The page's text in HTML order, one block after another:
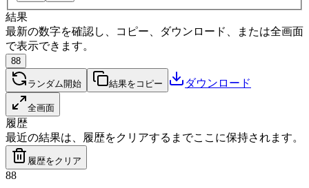
結果
最新の数字を確認し、コピー、ダウンロード、または全画面
で表示できます。
88
ランダム開始 結果をコピー ダウンロード
全画面
履歴
最近の結果は、履歴をクリアするまでここに保持されます。
履歴をクリア
88